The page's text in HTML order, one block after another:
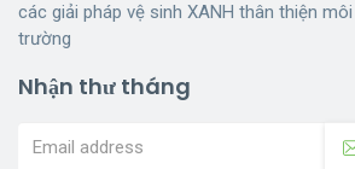
các giải pháp vệ sinh XANH thân thiện môi
trường
Nhận thư tháng